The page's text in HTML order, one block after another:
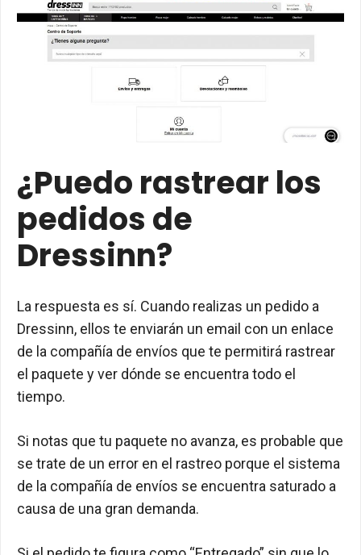
¿Puedo rastrear los
pedidos de
Dressinn?
La respuesta es sí. Cuando realizas un pedido a
Dressinn, ellos te enviarán un email con un enlace
de la compañía de envíos que te permitirá rastrear
el paquete y ver dónde se encuentra todo el
tiempo.
Si notas que tu paquete no avanza, es probable que
se trate de un error en el rastreo porque el sistema
de la compañía de envíos se encuentra saturado a
causa de una gran demanda.